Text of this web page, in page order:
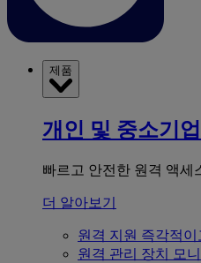
제품
개인 및 중소기업
빠르고 안전한 원격 액세
더 알아보기
원격 지원 즉각적이
원격 관리 장치 모